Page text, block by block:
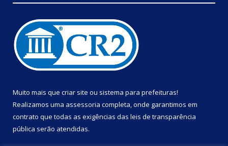
Muito mais que criar site ou sistema para prefeituras!
Realizamos uma assessoria completa, onde garantimos em
contrato que todas as exigências das leis de transparência
pública serão atendidas.